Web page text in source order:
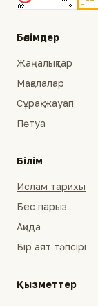
Бөлімдер
Жаңалықтар
Мақалалар
Сұрақ-жауап
Пәтуа
Білім
Ислам тарихы
Бес парыз
Ақида
Бір аят тәпсірі
Қызметтер